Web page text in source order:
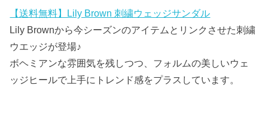
【送料無料】Lily Brown 刺繍ウェッジサンダル
Lily Brownから今シーズンのアイテムとリンクさせた刺繍
ウエッジが登場♪
ボヘミアンな雰囲気を残しつつ、フォルムの美しいウェ
ッジヒールで上手にトレンド感をプラスしています。